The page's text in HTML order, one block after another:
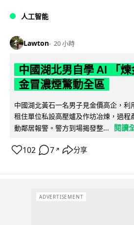
人工智能
Lawton 20 小時
中國湖北男自學 AI 「
金冒濃煙驚動全區
中國湖北黃石一名男子見金價高企，
租住單位私設高壓爐及作坊冶煉，過程
動鄰居報警。警方到場揭發整...
閱讀
102 7 ↗ 分享
ADVERTISEMENT